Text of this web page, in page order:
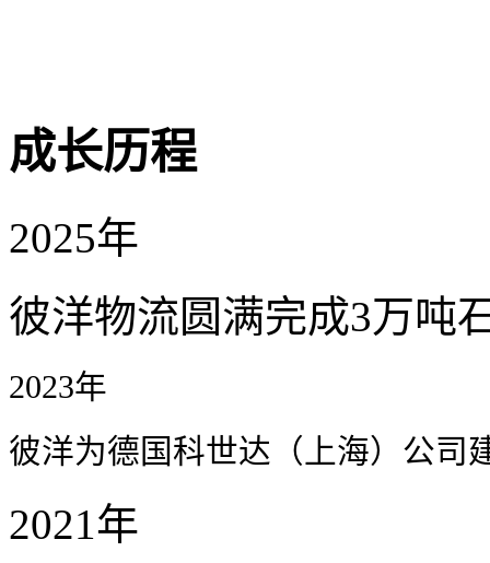
成长历程
2025年
彼洋物流圆满完成3万吨
2023年
彼洋为德国科世达（上海）公司
2021年